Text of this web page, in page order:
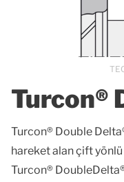
Turcon®
Turcon® Double
hareket alan çift yönlü
Turcon®